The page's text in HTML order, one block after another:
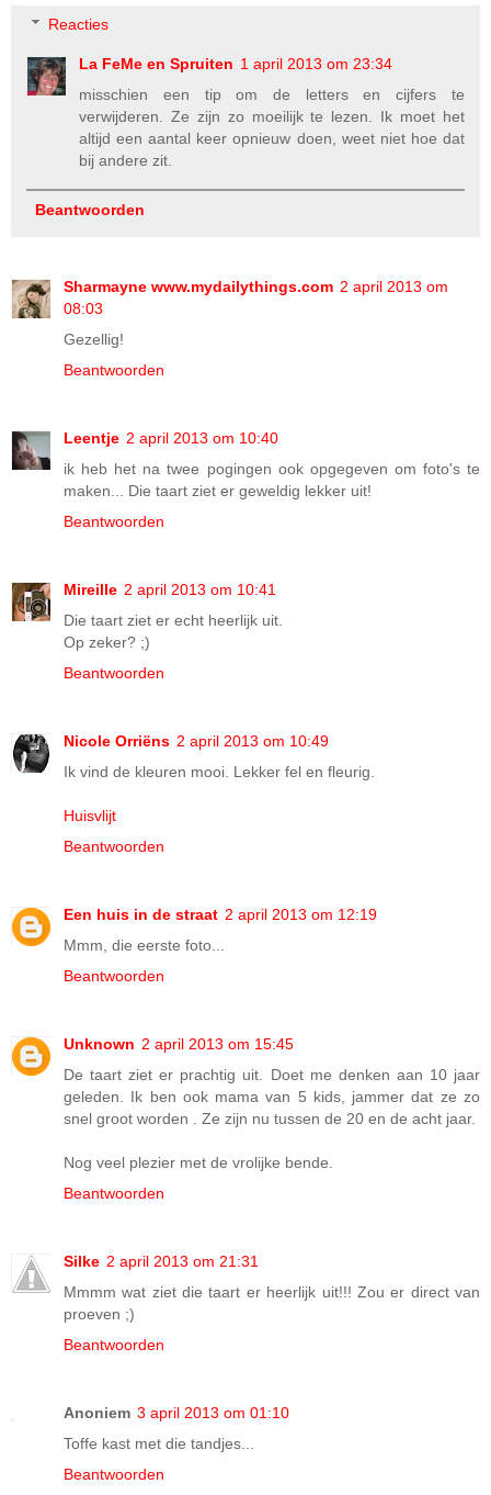
Reacties
La FeMe en Spruiten 1 april 2013 om 23:34
misschien een tip om de letters en cijfers te
verwijderen. Ze zijn zo moeilijk te lezen. Ik moet het
altijd een aantal keer opnieuw doen, weet niet hoe dat
bij andere zit.
Beantwoorden
Sharmayne www.mydailythings.com 2 april 2013 om
08:03
Gezellig!
Beantwoorden
Leentje 2 april 2013 om 10:40
ik heb het na twee pogingen ook opgegeven om foto's te
maken... Die taart ziet er geweldig lekker uit!
Beantwoorden
Mireille 2 april 2013 om 10:41
Die taart ziet er echt heerlijk uit.
Op zeker? ;)
Beantwoorden
Nicole Orriëns 2 april 2013 om 10:49
Ik vind de kleuren mooi. Lekker fel en fleurig.
Huisvlijt
Beantwoorden
Een huis in de straat 2 april 2013 om 12:19
Mmm, die eerste foto...
Beantwoorden
Unknown 2 april 2013 om 15:45
De taart ziet er prachtig uit. Doet me denken aan 10 jaar
geleden. Ik ben ook mama van 5 kids, jammer dat ze zo
snel groot worden . Ze zijn nu tussen de 20 en de acht jaar.
Nog veel plezier met de vrolijke bende.
Beantwoorden
Silke 2 april 2013 om 21:31
Mmmm wat ziet die taart er heerlijk uit!!! Zou er direct van
proeven ;)
Beantwoorden
Anoniem 3 april 2013 om 01:10
Toffe kast met die tandjes...
Beantwoorden